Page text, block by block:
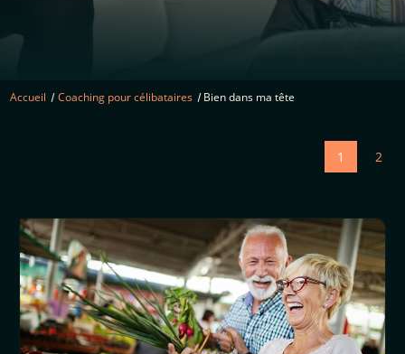
Accueil Coaching pour célibataires Bien dans ma tête
1 2